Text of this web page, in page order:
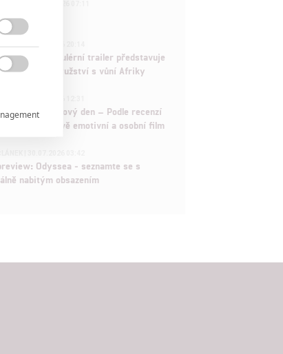
家
a kostí: Regulérní trailer představuje
fantasy dobrodružství s vůní Afriky
Zbrusu nový den – Podle recenzí
čekat překvapivě emotivní a osobní film
Odyssea - seznamte se s
nabitým obsazením